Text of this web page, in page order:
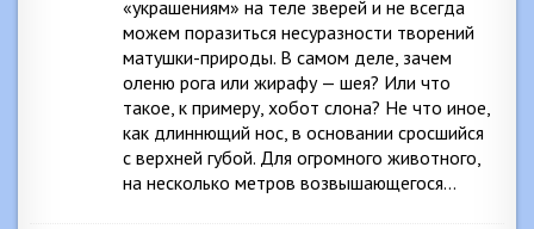
«украшениям» на теле зверей и не всегда
можем поразиться несуразности творений
матушки-природы. В самом деле, зачем
оленю рога или жирафу — шея? Или что
такое, к примеру, хобот слона? Не что иное,
как длиннющий нос, в основании сросшийся
с верхней губой. Для огромного животного,
на несколько метров возвышающегося…